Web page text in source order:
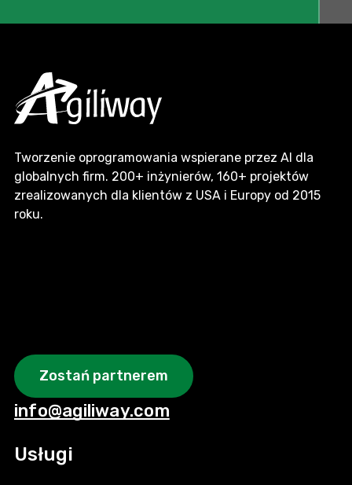
Tworzenie oprogramowania wspierane przez AI dla
globalnych firm. 200+ inżynierów, 160+ projektów
zrealizowanych dla klientów z USA i Europy od 2015
roku.
Zostań partnerem
info@agiliway.com
Usługi